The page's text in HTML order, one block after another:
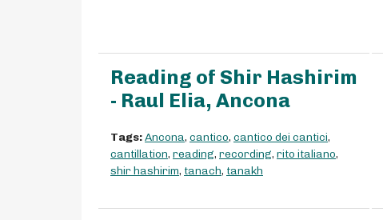
Reading of Shir Hashirim
- Raul Elia, Ancona
Tags:Ancona, cantico, cantico dei cantici,
cantillation, reading, recording, rito italiano,
shir hashirim, tanach, tanakh